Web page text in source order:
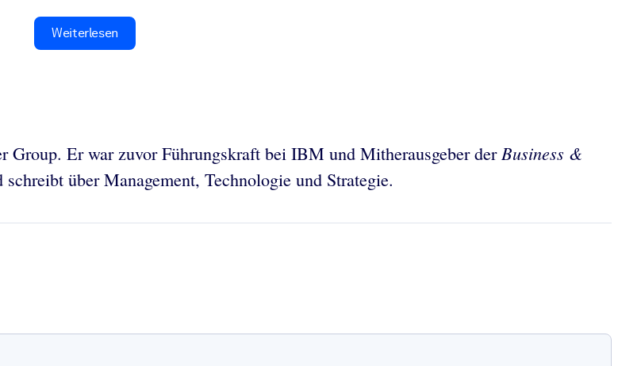
Weiterlesen
Group. Er war zuvor Führungskraft bei IBM und Mitherausgeber derBusiness &
über Management, Technologie und Strategie.